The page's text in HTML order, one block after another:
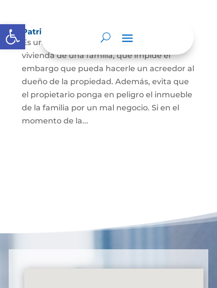
Abrir barra de herramientas
Patrimonio de familia inembargable
Es una clase especial de protección de la
vivienda de una familia, que impide el
embargo que pueda hacerle un acreedor al
dueño de la propiedad. Además, evita que
el propietario ponga en peligro el inmueble
de la familia por un mal negocio. Si en el
momento de la...